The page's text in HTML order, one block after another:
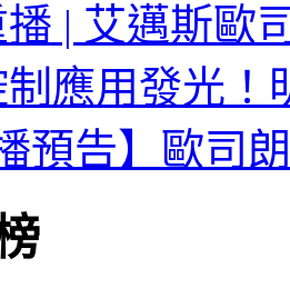
| 艾邁斯歐
應用發光！
預告】歐司